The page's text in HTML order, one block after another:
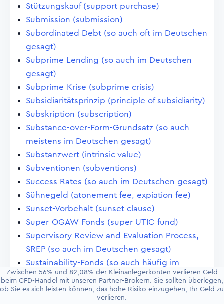
Stützungskauf (support purchase)
Submission (submission)
Subordinated Debt (so auch oft im Deutschen
gesagt)
Subprime Lending (so auch im Deutschen
gesagt)
Subprime-Krise (subprime crisis)
Subsidiaritätsprinzip (principle of subsidiarity)
Subskription (subscription)
Substance-over-Form-Grundsatz (so auch
meistens im Deutschen gesagt)
Substanzwert (intrinsic value)
Subventionen (subventions)
Success Rates (so auch im Deutschen gesagt)
Sühnegeld (atonement fee, expiation fee)
Sunset-Vorbehalt (sunset clause)
Super-OGAW-Fonds (super UTIC-fund)
Supervisory Review and Evaluation Process,
SREP (so auch im Deutschen gesagt)
Sustainability-Fonds (so auch häufig im
Deutschen)
Swap (swap)
Zwischen 56% und 82,08% der Kleinanlegerkonten verlieren Geld
beim CFD-Handel mit unseren Partner-Brokern. Sie sollten überlegen,
ob Sie es sich leisten können, das hohe Risiko einzugehen, Ihr Geld zu
verlieren.